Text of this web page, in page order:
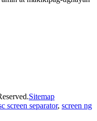
Sitemap
screen separator, screen ng